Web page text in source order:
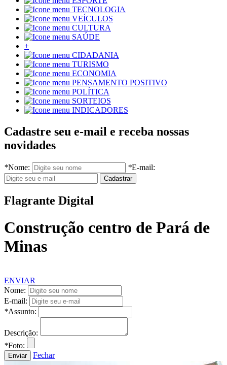
TECNOLOGIA
VEÍCULOS
CULTURA
SAÚDE
+
CIDADANIA
TURISMO
ECONOMIA
PENSAMENTO POSITIVO
POLÍTICA
SORTEIOS
INDICADORES
Cadastre seu e-mail e receba nossas
novidades
*Nome: *E-mail:
Flagrante Digital
Construção centro de Pará de
Minas
ENVIAR
Nome:
E-mail:
*Assunto:
Descrição:
*Foto:
Fechar